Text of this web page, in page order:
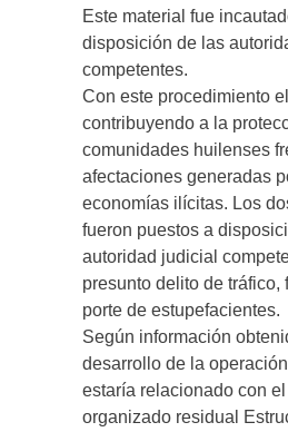
Este material fue
disposición de las
competentes.
Con este procedimiento
contribuyendo a la
comunidades huilenses
afectaciones generadas
economías ilícitas. Los
fueron puestos a
autoridad judicial
presunto delito de tráfico,
porte de estupefacientes.
Según información
desarrollo de la
estaría relacionado con
organizado residual